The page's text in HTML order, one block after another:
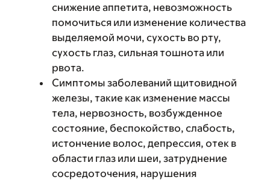
снижение аппетита, невозможность
помочиться или изменение количества
выделяемой мочи, сухость во рту,
сухость глаз, сильная тошнота или
рвота.
Симптомы заболеваний щитовидной
железы, такие как изменение массы
тела, нервозность, возбужденное
состояние, беспокойство, слабость,
истончение волос, депрессия, отек в
области глаз или шеи, затруднение
сосредоточения, нарушения